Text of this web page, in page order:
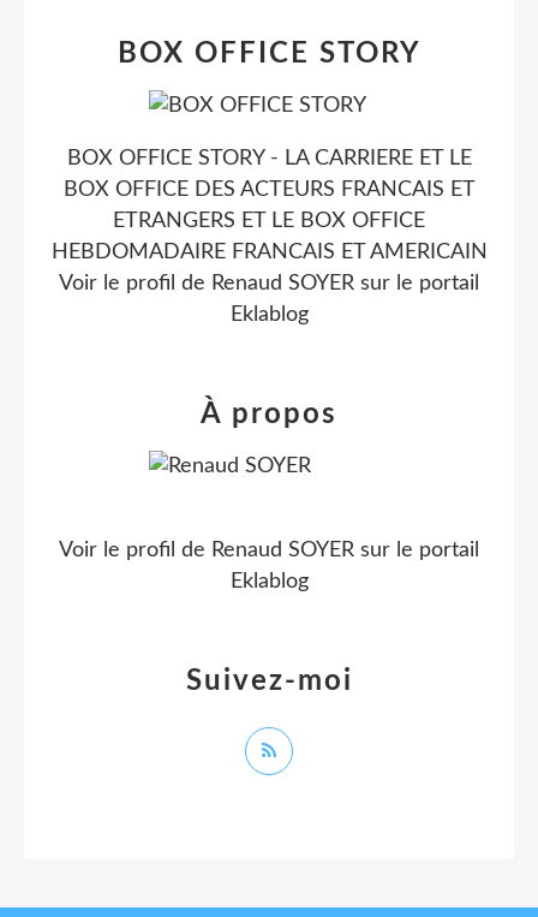
BOX OFFICE STORY
BOX OFFICE STORY - LA CARRIERE ET LE
BOX OFFICE DES ACTEURS FRANCAIS ET
ETRANGERS ET LE BOX OFFICE
HEBDOMADAIRE FRANCAIS ET AMERICAIN
Voir le profil de Renaud SOYER sur le portail
Eklablog
Suivez-moi
À propos
Voir le profil de Renaud SOYER sur le portail
Eklablog